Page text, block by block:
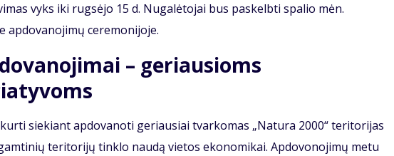
vyks iki rugsėjo 15 d. Nugalėtojai bus paskelbti spalio mėn.
apdovanojimų ceremonijoje.
– geriausioms
siekiant apdovanoti geriausiai tvarkomas „Natura 2000“ teritorijas
teritorijų tinklo naudą vietos ekonomikai. Apdovonojimų metu